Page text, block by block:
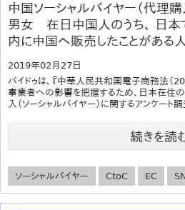
中国ソーシャルバイヤー（代理
男女 在日中国人のうち、 日本
内に中国へ販売したことがある
2019年02月27日
バイドゥは、『中華人民共和国電子商務法（
事業者への影響を把握するため、日本在住
入（ソーシャルバイヤー）に関するアンケート
続きを読
ソーシャルバイヤー CtoC EC